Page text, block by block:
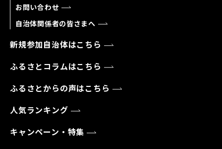
お問い合わせ
自治体関係者の皆さまへ
新規参加自治体はこちら
ふるさとコラムはこちら
ふるさとからの声はこちら
人気ランキング
キャンペーン・特集